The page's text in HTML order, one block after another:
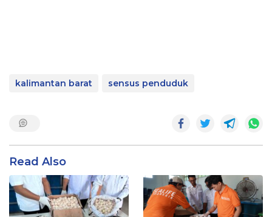
kalimantan barat sensus penduduk
Read Also